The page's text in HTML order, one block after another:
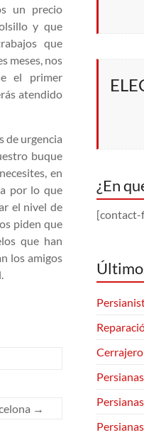
un precio
y que
que
meses, nos
el primer
atendido
de urgencia
buque
en
por lo que
el nivel de
piden que
que han
los amigos
→
¿En